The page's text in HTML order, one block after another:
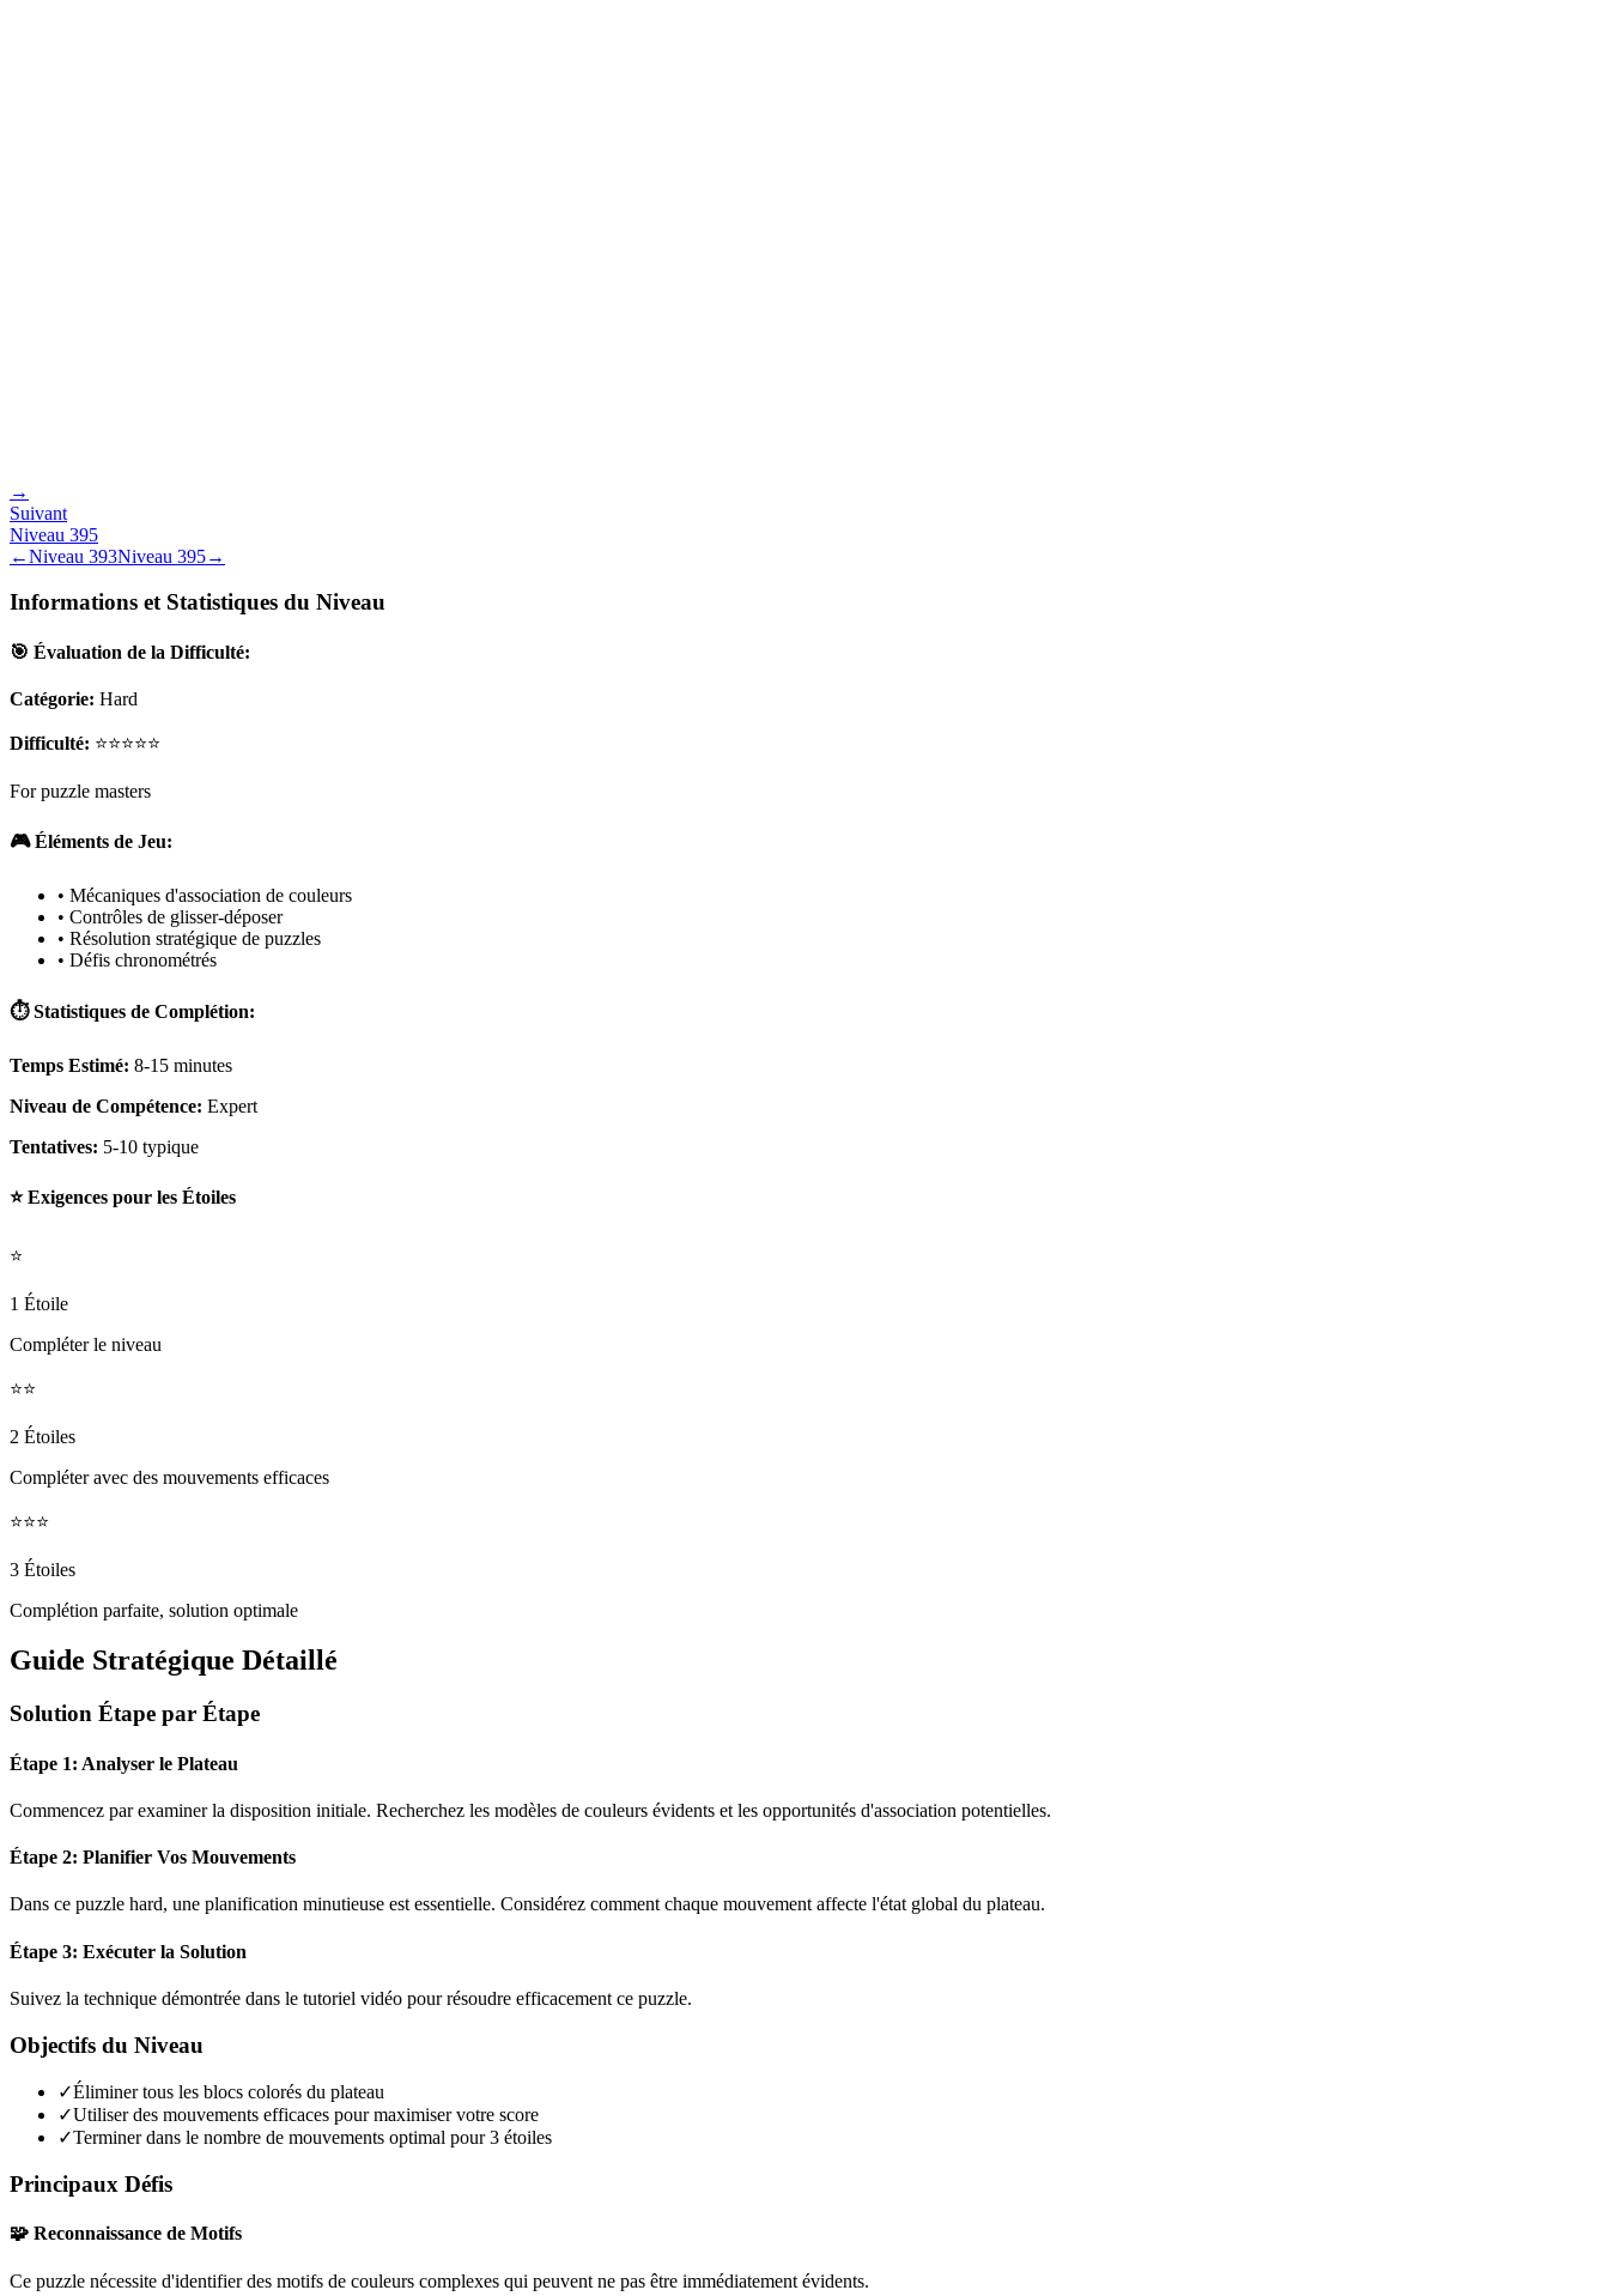
→
Suivant
Niveau 395
←Niveau 393Niveau 395→
Informations et Statistiques du Niveau
🎯 Évaluation de la Difficulté:
Catégorie: Hard
Difficulté: ⭐⭐⭐⭐⭐
For puzzle masters
🎮 Éléments de Jeu:
• Mécaniques d'association de couleurs
• Contrôles de glisser-déposer
• Résolution stratégique de puzzles
• Défis chronométrés
⏱️ Statistiques de Complétion:
Temps Estimé: 8-15 minutes
Niveau de Compétence: Expert
Tentatives: 5-10 typique
⭐ Exigences pour les Étoiles
⭐
1 Étoile
Compléter le niveau
⭐⭐
2 Étoiles
Compléter avec des mouvements efficaces
⭐⭐⭐
3 Étoiles
Complétion parfaite, solution optimale
Guide Stratégique Détaillé
Solution Étape par Étape
Étape 1: Analyser le Plateau
Commencez par examiner la disposition initiale. Recherchez les modèles de couleurs évidents et les opportunités d'association potentielles.
Étape 2: Planifier Vos Mouvements
Dans ce puzzle hard, une planification minutieuse est essentielle. Considérez comment chaque mouvement affecte l'état global du plateau.
Étape 3: Exécuter la Solution
Suivez la technique démontrée dans le tutoriel vidéo pour résoudre efficacement ce puzzle.
Objectifs du Niveau
✓Éliminer tous les blocs colorés du plateau
✓Utiliser des mouvements efficaces pour maximiser votre score
✓Terminer dans le nombre de mouvements optimal pour 3 étoiles
Principaux Défis
🧩 Reconnaissance de Motifs
Ce puzzle nécessite d'identifier des motifs de couleurs complexes qui peuvent ne pas être immédiatement évidents.